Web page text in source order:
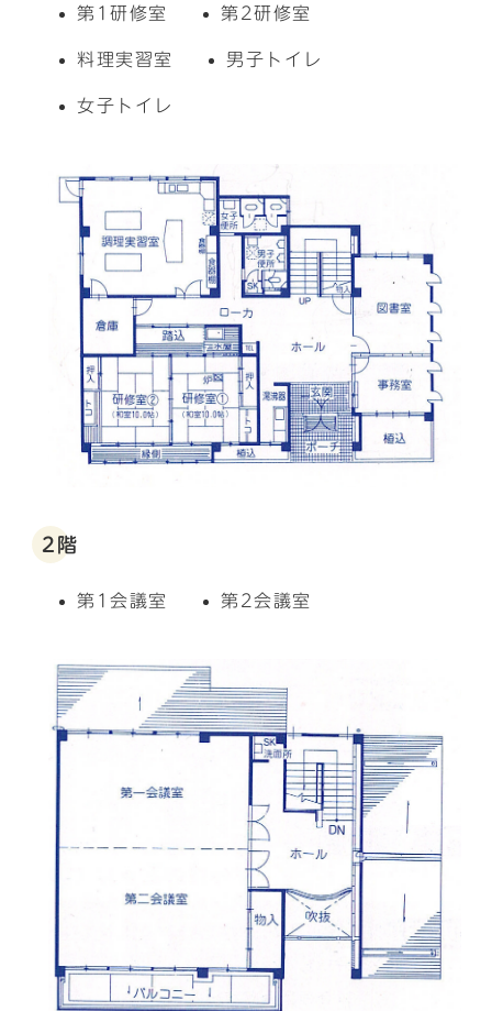
第1研修室 第2研修室
料理実習室 男子トイレ
女子トイレ
2階
第1会議室 第2会議室